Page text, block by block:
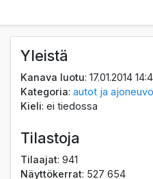
Yleistä
Kanava luotu: 17.01.2014
Kategoria:autot ja
Kieli: ei tiedossa
Tilastoja
Tilaajat: 941
Näyttökerrat: 527 654